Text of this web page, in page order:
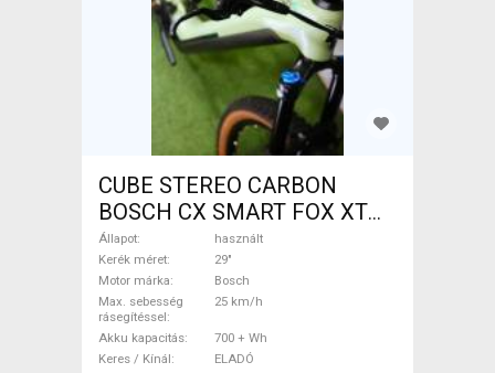
CUBE STEREO CARBON
BOSCH CX SMART FOX XT
Elektromos Mountain Bike
29" össztelós / fully Bosch
használt ELADÓ
Állapot
használt
Kerék méret
29"
Motor márka
Bosch
Max. sebesség
rásegítéssel
25 km/h
Akku kapacitás
700 + Wh
Keres / Kínál
ELADÓ